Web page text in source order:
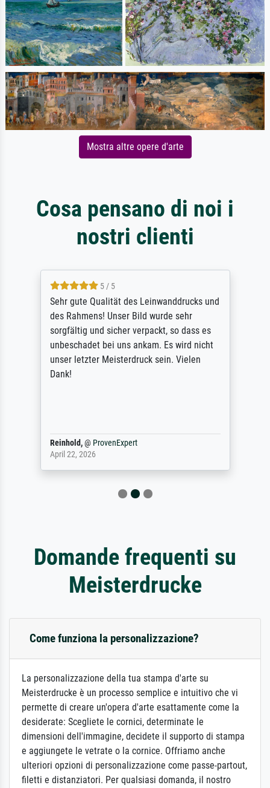
Mostra altre opere d'arte
Cosa pensano di noi i
nostri clienti
5 / 5
Sehr gute Qualität des Leinwanddrucks und
des Rahmens! Unser Bild wurde sehr
sorgfältig und sicher verpackt, so dass es
unbeschadet bei uns ankam. Es wird nicht
unser letzter Meisterdruck sein. Vielen
Dank!
Reinhold,@ ProvenExpert
April 22, 2026
Domande frequenti su
Meisterdrucke
Come funziona la personalizzazione?
La personalizzazione della tua stampa d'arte su
Meisterdrucke è un processo semplice e intuitivo che vi
permette di creare un'opera d'arte esattamente come la
desiderate: Scegliete le cornici, determinate le
dimensioni dell'immagine, decidete il supporto di stampa
e aggiungete le vetrate o la cornice. Offriamo anche
ulteriori opzioni di personalizzazione come passe-partout,
filetti e distanziatori. Per qualsiasi domanda, il nostro